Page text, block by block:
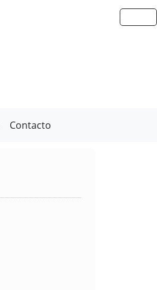
Contacto